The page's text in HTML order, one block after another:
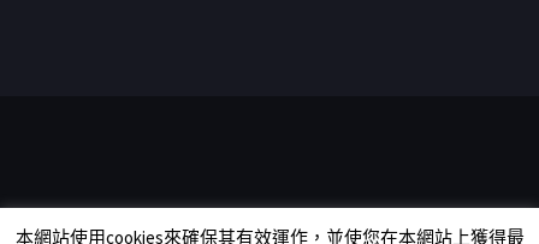
本網站使用cookies來確保其有效運作，並使您在本網站上獲得最